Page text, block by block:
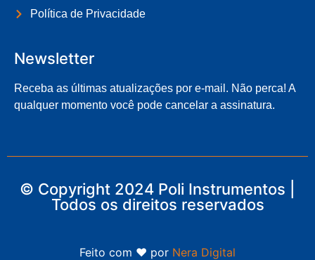
Política de Privacidade
Newsletter
Receba as últimas atualizações por e-mail. Não perca! A
qualquer momento você pode cancelar a assinatura.
© Copyright 2024 Poli Instrumentos |
Todos os direitos reservados
Feito com ❤ por Nera Digital